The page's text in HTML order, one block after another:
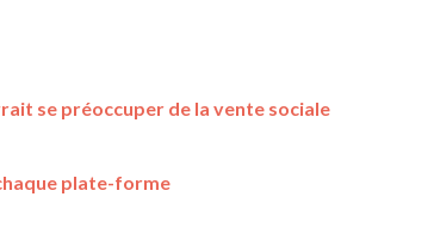
se préoccuper de la vente sociale
plate-forme